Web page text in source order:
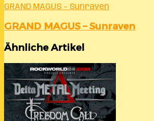
GRAND MAGUS – Sunraven
GRAND MAGUS – Sunraven
Ähnliche Artikel